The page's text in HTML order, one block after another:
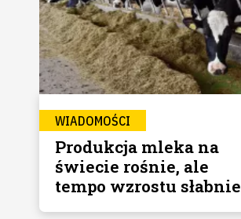
WIADOMOŚCI
Produkcja mleka na
świecie rośnie, ale
tempo wzrostu słabnie